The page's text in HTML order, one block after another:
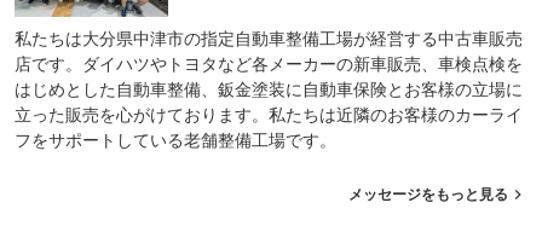
私たちは大分県中津市の指定自動車整備工場が経営する中古車販売
店です。ダイハツやトヨタなど各メーカーの新車販売、車検点検を
はじめとした自動車整備、鈑金塗装に自動車保険とお客様の立場に
立った販売を心がけております。私たちは近隣のお客様のカーライ
フをサポートしている老舗整備工場です。
メッセージをもっと見る